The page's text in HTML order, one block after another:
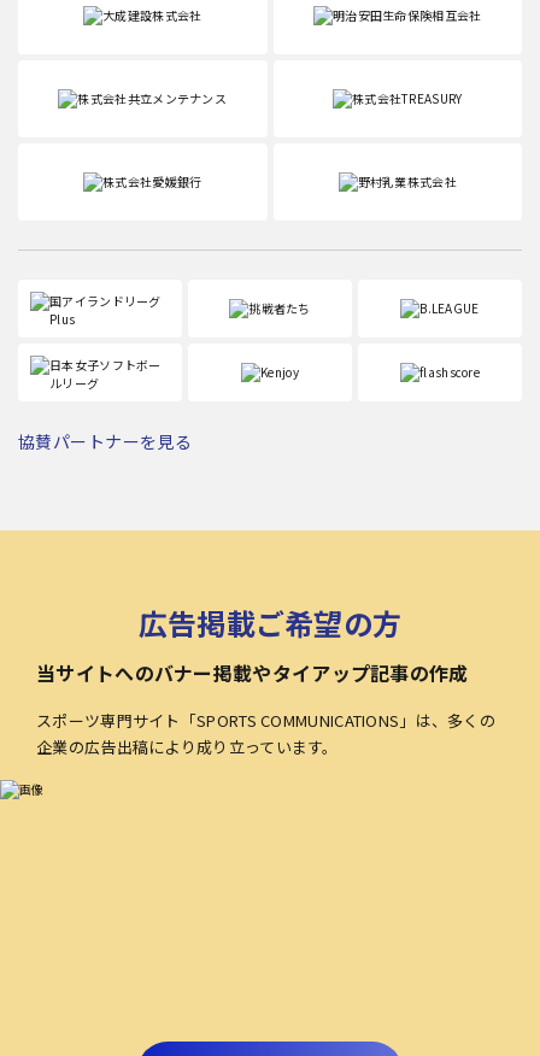
協賛パートナーを見る
広告掲載ご希望の方
当サイトへのバナー掲載やタイアップ記事の作成
スポーツ専門サイト「SPORTS COMMUNICATIONS」は、多くの
企業の広告出稿により成り立っています。